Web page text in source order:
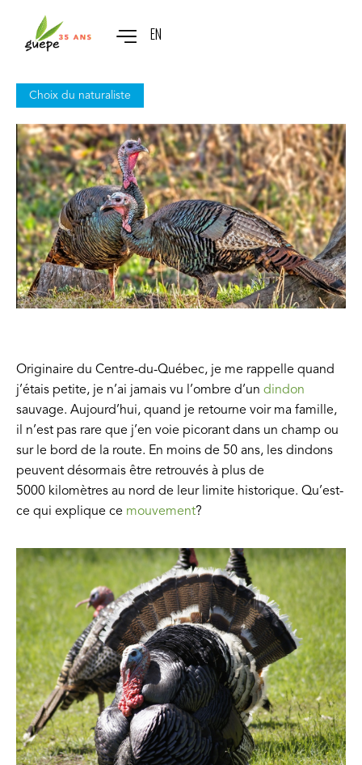
EN
Choix du naturaliste
Originaire du Centre-du-Québec, je me rappelle quand
j’étais petite, je n’ai jamais vu l’ombre d’un dindon
sauvage. Aujourd’hui, quand je retourne voir ma famille,
il n’est pas rare que j’en voie picorant dans un champ ou
sur le bord de la route. En moins de 50 ans, les dindons
peuvent désormais être retrouvés à plus de
5000 kilomètres au nord de leur limite historique. Qu’est-
ce qui explique ce mouvement?